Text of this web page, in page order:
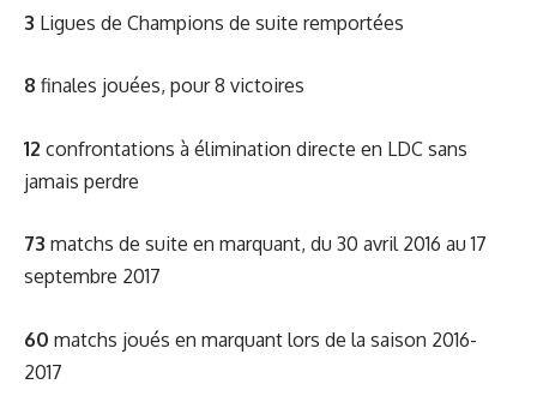
3 Ligues de Champions de suite remportées
8 finales jouées, pour 8 victoires
12 confrontations à élimination directe en LDC sans
jamais perdre
73 matchs de suite en marquant, du 30 avril 2016 au 17
septembre 2017
60 matchs joués en marquant lors de la saison 2016-
2017